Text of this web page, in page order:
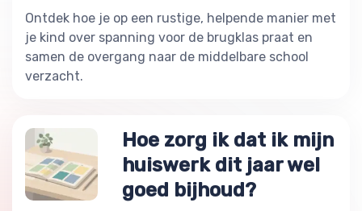
Ontdek hoe je op een rustige, helpende manier met
je kind over spanning voor de brugklas praat en
samen de overgang naar de middelbare school
verzacht.
Hoe zorg ik dat ik mijn
huiswerk dit jaar wel
goed bijhoud?